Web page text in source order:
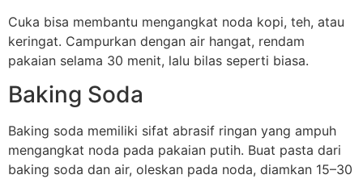
Cuka bisa membantu mengangkat noda kopi, teh, atau
keringat. Campurkan dengan air hangat, rendam
pakaian selama 30 menit, lalu bilas seperti biasa.
Baking Soda
Baking soda memiliki sifat abrasif ringan yang ampuh
mengangkat noda pada pakaian putih. Buat pasta dari
baking soda dan air, oleskan pada noda, diamkan 15–30